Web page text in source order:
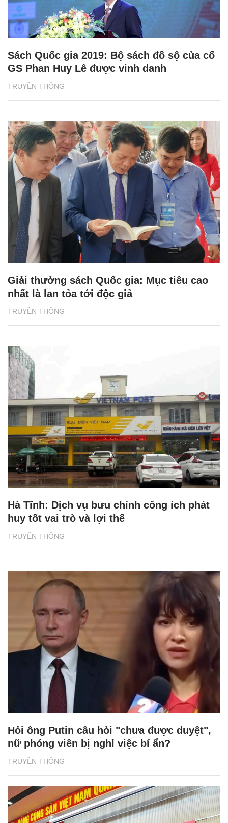
TRUYỀN THÔNG
Sách Quốc gia 2019: Bộ sách đồ sộ của cố
GS Phan Huy Lê được vinh danh
TRUYỀN THÔNG
Giải thưởng sách Quốc gia: Mục tiêu cao
nhất là lan tỏa tới độc giả
TRUYỀN THÔNG
Hà Tĩnh: Dịch vụ bưu chính công ích phát
huy tốt vai trò và lợi thế
TRUYỀN THÔNG
Hỏi ông Putin câu hỏi "chưa được duyệt",
nữ phóng viên bị nghỉ việc bí ẩn?